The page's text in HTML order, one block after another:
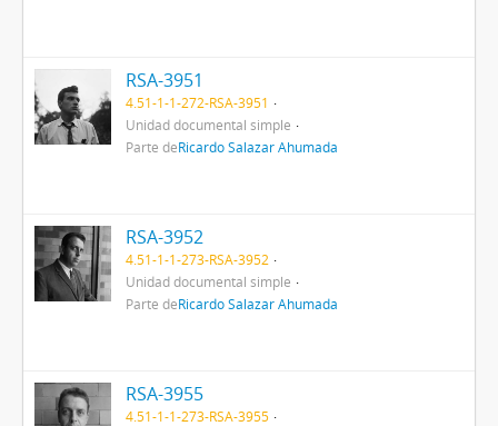
RSA-3951
4.51-1-1-272-RSA-3951
Unidad documental simple
Parte deRicardo Salazar Ahumada
RSA-3952
4.51-1-1-273-RSA-3952
Unidad documental simple
Parte deRicardo Salazar Ahumada
RSA-3955
4.51-1-1-273-RSA-3955